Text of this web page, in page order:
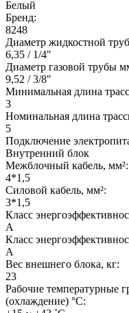
Белый
Бренд:
8248
Диаметр жидкостной
6,35 / 1/4"
Диаметр газовой трубы
9,52 / 3/8"
Минимальная длина
3
Номинальная длина
5
Подключение
Внутренний блок
Межблочный кабель, мм²:
4*1,5
Силовой кабель, мм²:
3*1,5
Класс
A
Класс
A
Вес внешнего блока, кг:
23
Рабочие температурные
(охлаждение) °C: